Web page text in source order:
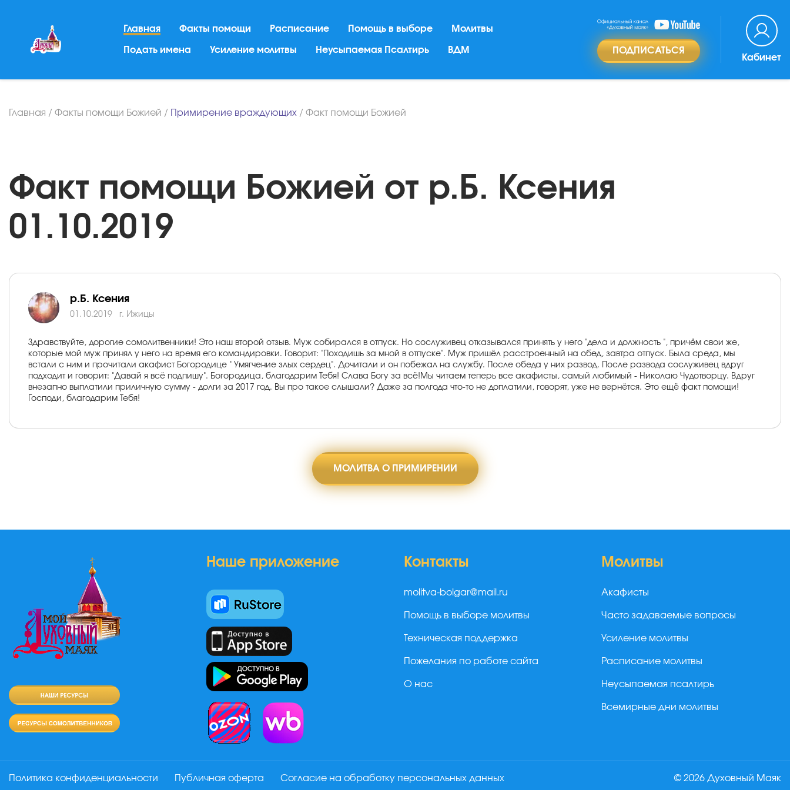
Главная Факты помощи Расписание Помощь в выборе Молитвы
Подать имена Усиление молитвы Неусыпаемая Псалтирь ВДМ ПОДПИСАТЬСЯ
Кабинет
Главная / Факты помощи Божией / Примирение враждующих / Факт помощи Божией
Факт помощи Божией от р.Б. Ксения
01.10.2019
р.Б. Ксения
01.10.2019 г. Ижицы
Здравствуйте, дорогие сомолитвенники! Это наш второй отзыв. Муж собирался в отпуск. Но сослуживец отказывался принять у него "дела и должность ", причём свои же,
которые мой муж принял у него на время его командировки. Говорит: "Походишь за мной в отпуске". Муж пришёл расстроенный на обед, завтра отпуск. Была среда, мы
встали с ним и прочитали акафист Богородице " Умягчение злых сердец". Дочитали и он побежал на службу. После обеда у них развод. После развода сослуживец вдруг
подходит и говорит: "Давай я всё подпишу". Богородица, благодарим Тебя! Слава Богу за всё!Мы читаем теперь все акафисты, самый любимый - Николаю Чудотворцу. Вдруг
внезапно выплатили приличную сумму - долги за 2017 год. Вы про такое слышали? Даже за полгода что-то не доплатили, говорят, уже не вернётся. Это ещё факт помощи!
Господи, благодарим Тебя!
МОЛИТВА О ПРИМИРЕНИИ
Наше приложение Контакты
molitva-bolgar@mail.ru
Помощь в выборе молитвы
Техническая поддержка
Пожелания по работе сайта
О нас
Молитвы
Акафисты
Часто задаваемые вопросы
Усиление молитвы
Расписание молитвы
Неусыпаемая псалтирь
Всемирные дни молитвы
Политика конфиденциальности Публичная оферта Согласие на обработку персональных данных © 2026 Духовный Маяк